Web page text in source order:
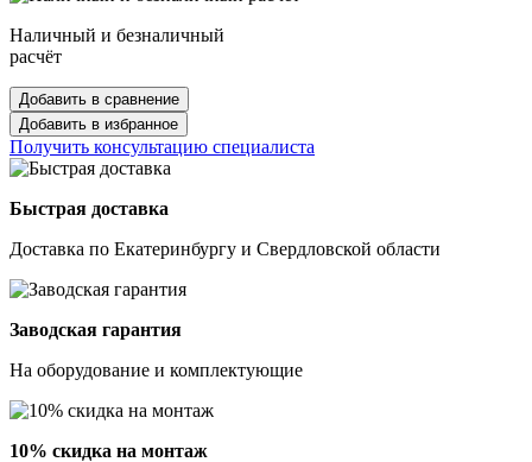
Наличный и безналичный
расчёт
Добавить в сравнение
Добавить в избранное
Получить консультацию специалиста
Быстрая доставка
Доставка по Екатеринбургу и Свердловской области
Заводская гарантия
На оборудование и комплектующие
10% скидка на монтаж